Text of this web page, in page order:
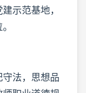
示范基地，
守法，思想品